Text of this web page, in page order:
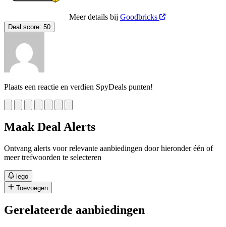
Meer details bij Goodbricks
Deal score: 50
Plaats een reactie en verdien SpyDeals punten!
Maak Deal Alerts
Ontvang alerts voor relevante aanbiedingen door hieronder één of
meer trefwoorden te selecteren
lego
Toevoegen
Gerelateerde aanbiedingen